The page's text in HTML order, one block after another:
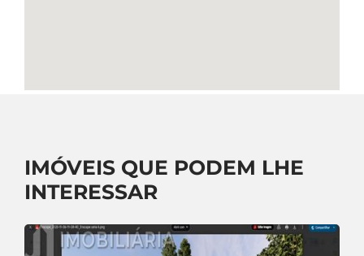
IMÓVEIS QUE PODEM LHE
INTERESSAR